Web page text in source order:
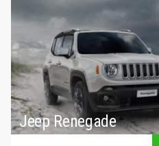
Jeep Renegade